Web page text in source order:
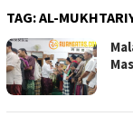
TAG:AL-